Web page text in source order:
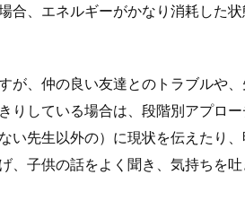
合、エネルギーがかなり消耗した
が、仲の良い友達とのトラブルや
りしている場合は、段階別アプロ
い先生以外の）に現状を伝えたり
、子供の話をよく聞き、気持ちを